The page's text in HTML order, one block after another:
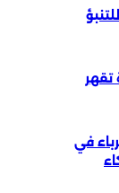
تقهر
في